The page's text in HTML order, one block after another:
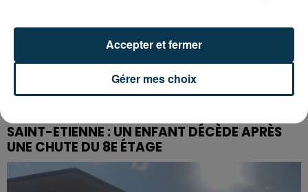
SAINT-ETIENNE : UN ENFANT DÉCÈDE APRÈS
UNE CHUTE DU 8E ÉTAGE
Gérer mes choix
Accepter et fermer